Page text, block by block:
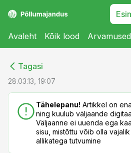
Avaleht Kõik lood Arvamused
Tagasi
28.03.13, 19:07
Tähelepanu! Artikkel on
ning kuulub väljaande
Väljaanne ei uuenda ega
sisu, mistõttu võib olla
allikatega tutvumine